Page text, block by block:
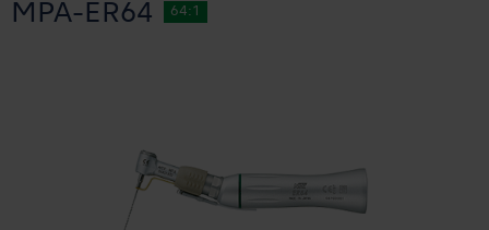
MPA-ER64 64:1